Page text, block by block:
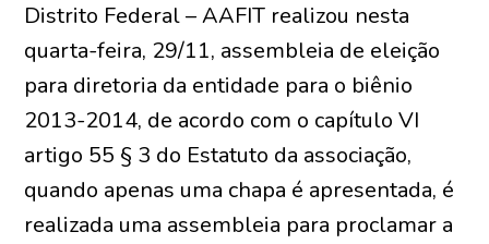
Distrito Federal – AAFIT realizou nesta
quarta-feira, 29/11, assembleia de eleição
para diretoria da entidade para o biênio
2013-2014, de acordo com o capítulo VI
artigo 55 § 3 do Estatuto da associação,
quando apenas uma chapa é apresentada, é
realizada uma assembleia para proclamar a